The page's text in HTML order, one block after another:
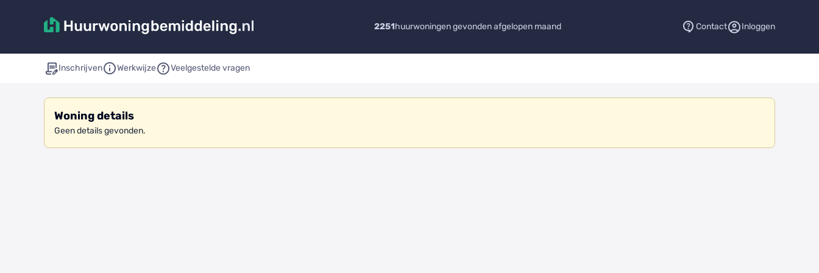
2251huurwoningen gevonden afgelopen maand Contact Inloggen
Inschrijven Werkwijze Veelgestelde vragen
Woning details
Geen details gevonden.